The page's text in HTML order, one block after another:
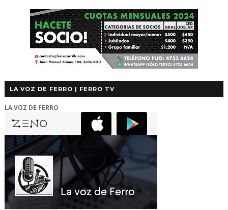
LA VOZ DE FERRO | FERRO TV
LA VOZ DE FERRO